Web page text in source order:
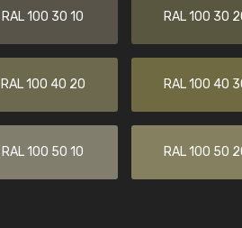
RAL 100 30 10 RAL 100 30
RAL 100 40 20 RAL 100 40
RAL 100 50 10 RAL 100 50